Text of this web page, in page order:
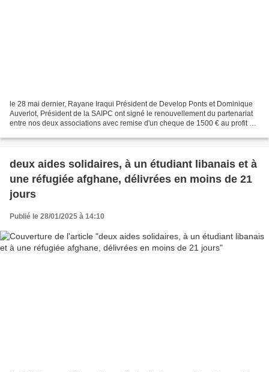
le 28 mai dernier, Rayane Iraqui Président de Develop Ponts et Dominique
Auverlot, Président de la SAIPC ont signé le renouvellement du partenariat
entre nos deux associations avec remise d'un cheque de 1500 € au profit du
deux aides solidaires, à un étudiant libanais et à
une réfugiée afghane, délivrées en moins de 21
jours
Publié le 28/01/2025 à 14:10